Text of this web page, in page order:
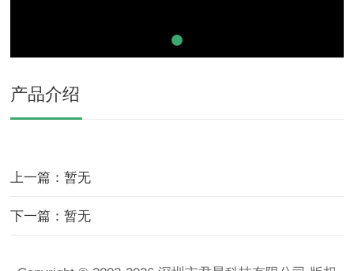
产品介绍
上一篇：暂无
下一篇：暂无